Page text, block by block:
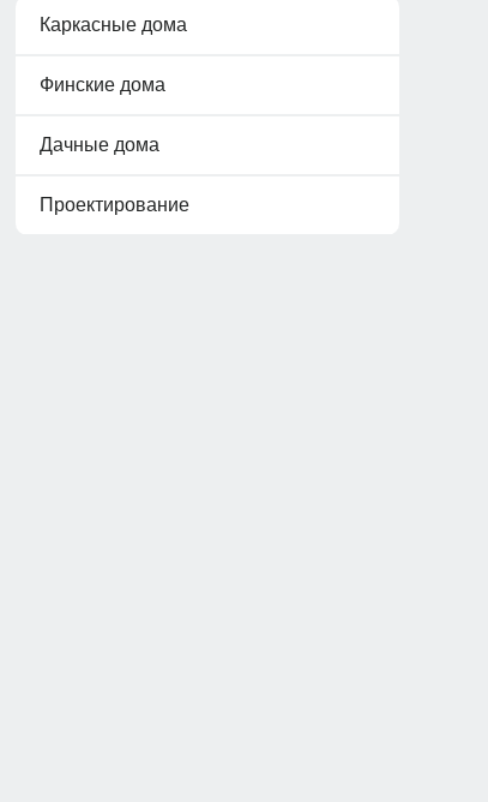
Каркасные дома
Финские дома
Дачные дома
Проектирование